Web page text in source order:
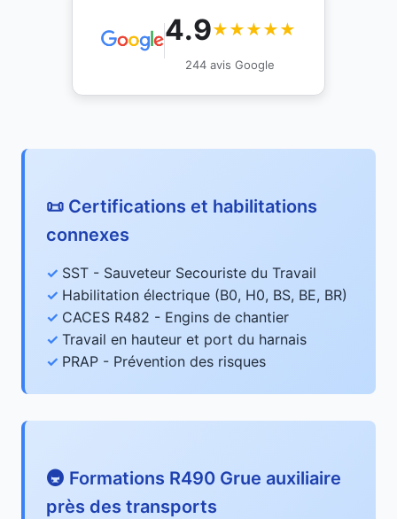
4.9★★★★★
244 avis Google
📜 Certifications et habilitations
connexes
SST - Sauveteur Secouriste du Travail
Habilitation électrique (B0, H0, BS, BE, BR)
CACES R482 - Engins de chantier
Travail en hauteur et port du harnais
PRAP - Prévention des risques
🚇 Formations R490 Grue auxiliaire
près des transports